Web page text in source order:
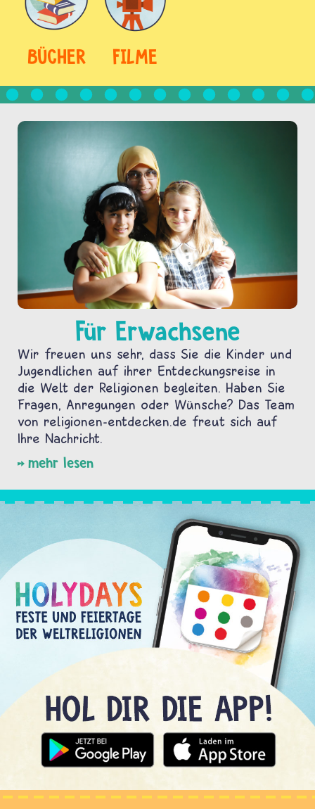
BÜCHER FILME
Für Erwachsene
Wir freuen uns sehr, dass Sie die Kinder und
Jugendlichen auf ihrer Entdeckungsreise in
die Welt der Religionen begleiten. Haben Sie
Fragen, Anregungen oder Wünsche? Das Team
von religionen-entdecken.de freut sich auf
Ihre Nachricht.
mehr lesen